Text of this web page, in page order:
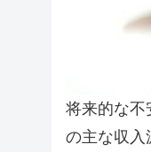
将来的な不
の主な収入